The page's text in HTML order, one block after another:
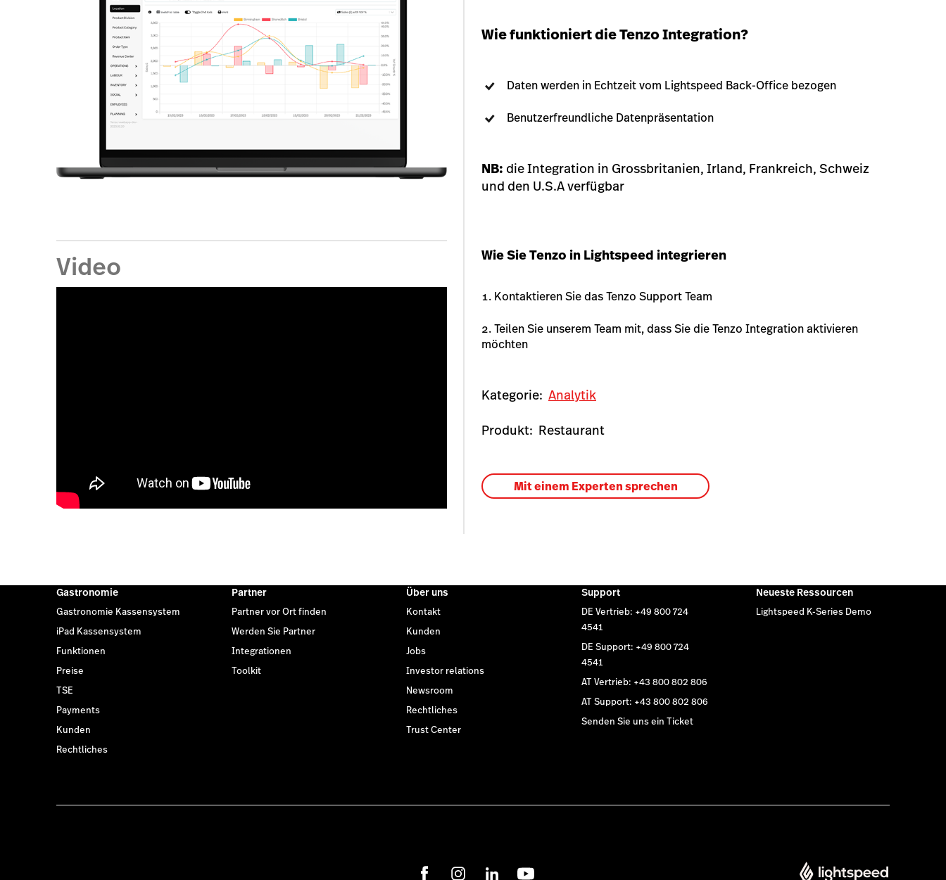
Video
Wie funktioniert die Tenzo Integration?
Daten werden in Echtzeit vom Lightspeed Back-Office bezogen
Benutzerfreundliche Datenpräsentation
NB: die Integration in Grossbritanien, Irland, Frankreich, Schweiz
und den U.S.A verfügbar
Wie Sie Tenzo in Lightspeed integrieren
Kontaktieren Sie das Tenzo Support Team
Teilen Sie unserem Team mit, dass Sie die Tenzo Integration aktivieren
möchten
Kategorie: Analytik
Produkt: Restaurant
Mit einem Experten sprechen
Gastronomie
Gastronomie Kassensystem
iPad Kassensystem
Funktionen
Preise
TSE
Payments
Kunden
Rechtliches
Partner
Partner vor Ort finden
Werden Sie Partner
Integrationen
Toolkit
Über uns
Kontakt
Kunden
Jobs
Investor relations
Newsroom
Rechtliches
Trust Center
Support
DE Vertrieb: +49 800 724
4541
DE Support: +49 800 724
4541
AT Vertrieb: +43 800 802 806
AT Support: +43 800 802 806
Senden Sie uns ein Ticket
Neueste Ressourcen
Lightspeed K-Series Demo